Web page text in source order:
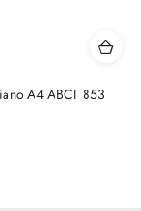
A4 ABCI_853